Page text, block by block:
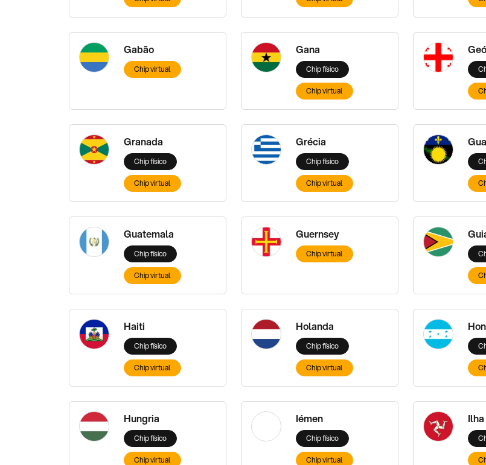
Gabão
Chip virtual
Gana
Chip físico
Chip virtual
Granada
Chip físico
Chip virtual
Grécia
Chip físico
Chip virtual
Guatemala
Chip físico
Chip virtual
Guernsey
Chip virtual
Haiti
Chip físico
Chip virtual
Holanda
Chip físico
Chip virtual
Hungria
Chip físico
Chip virtual
Iémen
Chip físico
Chip virtual